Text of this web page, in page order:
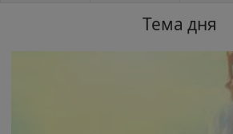
Тема дня